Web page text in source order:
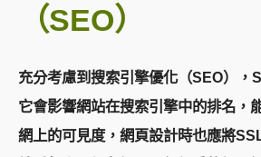
（SEO）
充分考慮到搜索引擎優化（SEO），
它會影響網站在搜索引擎中的排名，
網上的可見度，網頁設計時也應將